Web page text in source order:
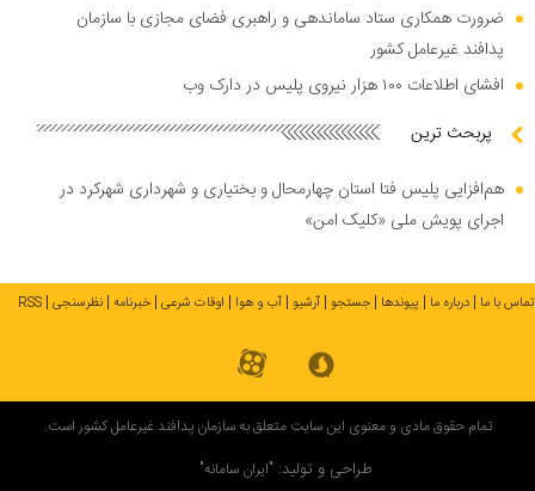
ضرورت همکاری ستاد ساماندهی و راهبری فضای مجازی با سازمان
پدافند غیرعامل کشور
افشای اطلاعات ۱۰۰ هزار نیروی پلیس در دارک وب
پربحث ترین
هم‌افزایی پلیس فتا استان چهارمحال و بختیاری و شهرداری شهرکرد در
اجرای پویش ملی «کلیک امن»
تماس با ما درباره ما پیوندها جستجو آرشیو آب و هوا اوقات شرعی خبرنامه نظرسنجی RSS
تمام حقوق مادی و معنوی این سایت متعلق به سازمان پدافند غیرعامل کشور است.
طراحی و تولید: "ایران سامانه"